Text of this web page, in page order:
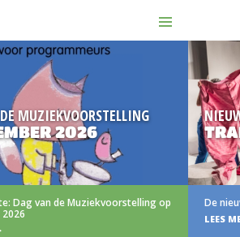
MUZIEKVOORSTELLING
2026
Dag van de Muziekvoorstelling op
De
LEES